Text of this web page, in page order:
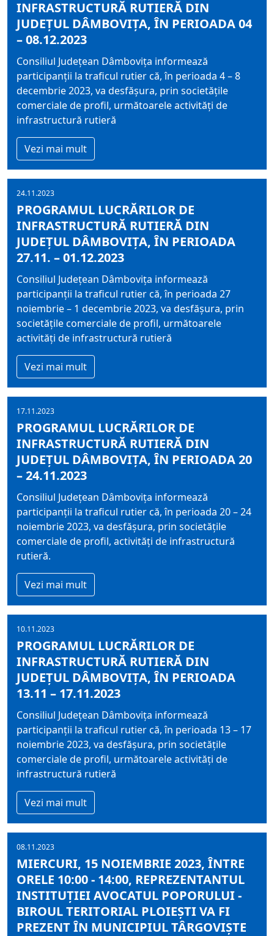
INFRASTRUCTURĂ RUTIERĂ DIN
JUDEȚUL DÂMBOVIȚA, ÎN PERIOADA 04
– 08.12.2023
Consiliul Judeţean Dâmboviţa informează
participanţii la traficul rutier că, în perioada 4 – 8
decembrie 2023, va desfășura, prin societățile
comerciale de profil, următoarele activități de
infrastructură rutieră
Vezi mai mult
24.11.2023
PROGRAMUL LUCRĂRILOR DE
INFRASTRUCTURĂ RUTIERĂ DIN
JUDEȚUL DÂMBOVIȚA, ÎN PERIOADA
27.11. – 01.12.2023
Consiliul Judeţean Dâmboviţa informează
participanţii la traficul rutier că, în perioada 27
noiembrie – 1 decembrie 2023, va desfășura, prin
societățile comerciale de profil, următoarele
activități de infrastructură rutieră
Vezi mai mult
17.11.2023
PROGRAMUL LUCRĂRILOR DE
INFRASTRUCTURĂ RUTIERĂ DIN
JUDEȚUL DÂMBOVIȚA, ÎN PERIOADA 20
– 24.11.2023
Consiliul Judeţean Dâmboviţa informează
participanţii la traficul rutier că, în perioada 20 – 24
noiembrie 2023, va desfășura, prin societățile
comerciale de profil, activități de infrastructură
rutieră.
Vezi mai mult
10.11.2023
PROGRAMUL LUCRĂRILOR DE
INFRASTRUCTURĂ RUTIERĂ DIN
JUDEȚUL DÂMBOVIȚA, ÎN PERIOADA
13.11 – 17.11.2023
Consiliul Judeţean Dâmboviţa informează
participanţii la traficul rutier că, în perioada 13 – 17
noiembrie 2023, va desfășura, prin societățile
comerciale de profil, următoarele activități de
infrastructură rutieră
Vezi mai mult
08.11.2023
MIERCURI, 15 NOIEMBRIE 2023, ÎNTRE
ORELE 10:00 - 14:00, REPREZENTANTUL
INSTITUŢIEI AVOCATUL POPORULUI -
BIROUL TERITORIAL PLOIEŞTI VA FI
PREZENT ÎN MUNICIPIUL TÂRGOVIŞTE